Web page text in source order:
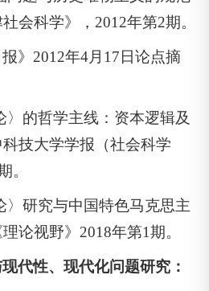
会科学》，2012年第2期。
》2012年4月17日论点摘
〉的哲学主线：资本逻辑及
技大学学报（社会科学
。
〉研究与中国特色马克思主
论视野》2018年第1期。
代性、现代化问题研究：